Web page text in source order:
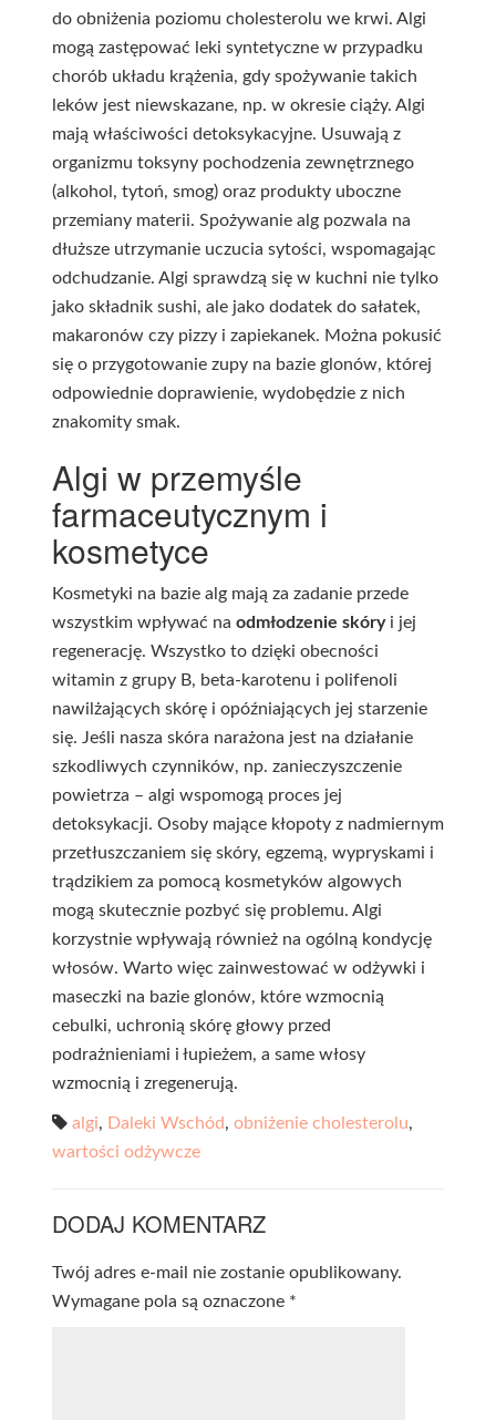
do obniżenia poziomu cholesterolu we krwi. Algi
mogą zastępować leki syntetyczne w przypadku
chorób układu krążenia, gdy spożywanie takich
leków jest niewskazane, np. w okresie ciąży. Algi
mają właściwości detoksykacyjne. Usuwają z
organizmu toksyny pochodzenia zewnętrznego
(alkohol, tytoń, smog) oraz produkty uboczne
przemiany materii. Spożywanie alg pozwala na
dłuższe utrzymanie uczucia sytości, wspomagając
odchudzanie. Algi sprawdzą się w kuchni nie tylko
jako składnik sushi, ale jako dodatek do sałatek,
makaronów czy pizzy i zapiekanek. Można pokusić
się o przygotowanie zupy na bazie glonów, której
odpowiednie doprawienie, wydobędzie z nich
znakomity smak.
Algi w przemyśle
farmaceutycznym i
kosmetyce
Kosmetyki na bazie alg mają za zadanie przede
wszystkim wpływać na odmłodzenie skóryi jej
regenerację. Wszystko to dzięki obecności
witamin z grupy B, beta-karotenu i polifenoli
nawilżających skórę i opóźniających jej starzenie
się. Jeśli nasza skóra narażona jest na działanie
szkodliwych czynników, np. zanieczyszczenie
powietrza – algi wspomogą proces jej
detoksykacji. Osoby mające kłopoty z nadmiernym
przetłuszczaniem się skóry, egzemą, wypryskami i
trądzikiem za pomocą kosmetyków algowych
mogą skutecznie pozbyć się problemu. Algi
korzystnie wpływają również na ogólną kondycję
włosów. Warto więc zainwestować w odżywki i
maseczki na bazie glonów, które wzmocnią
cebulki, uchronią skórę głowy przed
podrażnieniami i łupieżem, a same włosy
wzmocnią i zregenerują.
algi, Daleki Wschód, obniżenie cholesterolu,
wartości odżywcze
DODAJ KOMENTARZ
Twój adres e-mail nie zostanie opublikowany.
Wymagane pola są oznaczone *